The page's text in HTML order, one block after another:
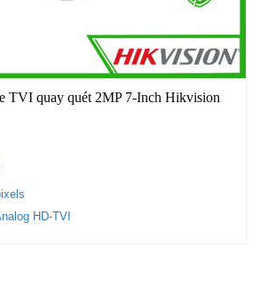
TVI quay quét 2MP 7-Inch Hikvision
HD-TVI